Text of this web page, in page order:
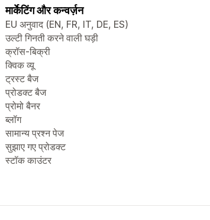
मार्केटिंग और कन्वर्ज़न
EU अनुवाद (EN, FR, IT, DE, ES)
उल्टी गिनती करने वाली घड़ी
क्रॉस-बिक्री
क्विक व्यू
ट्रस्ट बैज
प्रोडक्ट बैज
प्रोमो बैनर
ब्लॉग
सामान्य प्रश्न पेज
सुझाए गए प्रोडक्ट
स्टॉक काउंटर